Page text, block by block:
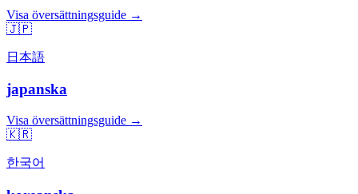
Visa översättningsguide →
🇯🇵
日本語
japanska
Visa översättningsguide →
🇰🇷
한국어